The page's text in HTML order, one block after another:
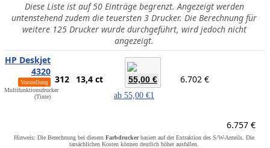
Diese Liste ist auf 50 Einträge begrenzt. Angezeigt werden
untenstehend zudem die teuersten 3 Drucker. Die Berechnung für
weitere 125 Drucker wurde durchgeführt, wird jedoch nicht
angezeigt.
HP Deskjet
4320
Vorstellung
Multifunktionsdrucker
(Tinte)
312 13,4 ct 55,00 €
ab 55,00 €1
6.702 €
6.757 €
Hinweis: Die Berechnung bei diesem Farbdruckerbasiert auf der Extraktion des S/W-Anteils. Die
tatsächlichen Kosten können deutlich höher ausfallen.